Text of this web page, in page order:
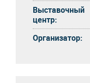
Выставочный
центр:
Организатор: